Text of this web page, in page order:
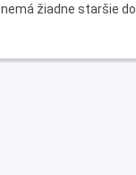
žiadne staršie